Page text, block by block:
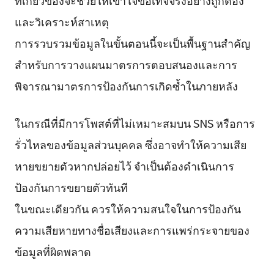
และวิเคราะห์สาเหตุ
การรวบรวมข้อมูลในขั้นตอนนี้จะเป็นพื้นฐานสำคัญ
สำหรับการวางแผนมาตรการตอบสนองและการ
พิจารณามาตรการป้องกันการเกิดซ้ำในภายหลัง
ในกรณีที่มีการโพสต์ที่ไม่เหมาะสมบน SNS หรือการ
รั่วไหลของข้อมูลส่วนบุคคล ซึ่งอาจทำให้ความเสีย
หายขยายตัวหากปล่อยไว้ จำเป็นต้องดำเนินการ
ป้องกันการขยายตัวทันที
ในขณะเดียวกัน ควรให้ความสนใจในการป้องกัน
ความเสียหายทางชื่อเสียงและการแพร่กระจายของ
ข้อมูลที่ผิดพลาด